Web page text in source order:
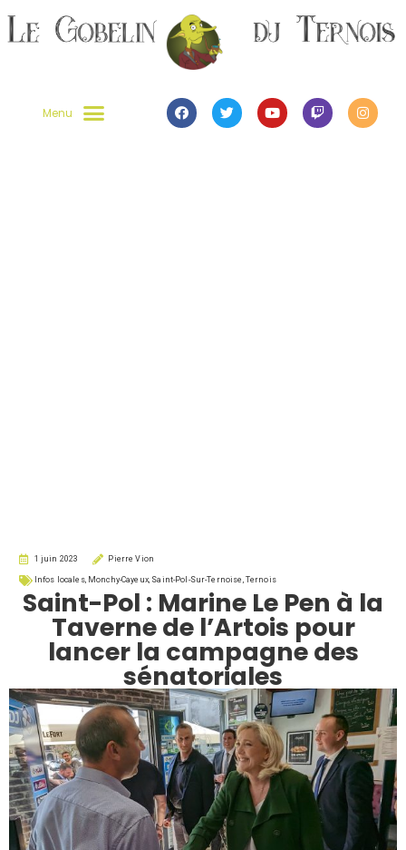
Saint-Pol : Marine Le Pen à la
Taverne de l’Artois pour
lancer la campagne des
sénatoriales
1 juin 2023 Pierre Vion
Infos locales, Monchy-Cayeux, Saint-Pol-Sur-Ternoise , Ternois